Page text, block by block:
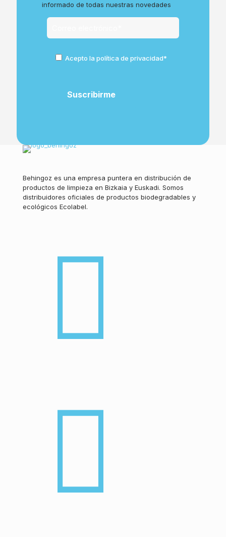
informado de todas nuestras novedades
Acepto la política de privacidad*
Behingoz es una empresa puntera en distribución de
productos de limpieza en Bizkaia y Euskadi. Somos
distribuidores oficiales de productos biodegradables y
ecológicos Ecolabel.